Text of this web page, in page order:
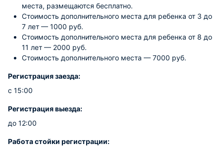
места, размещаются бесплатно.
Стоимость дополнительного места для ребенка от 3 до
7 лет — 1000 руб.
Стоимость дополнительного места для ребенка от 8 до
11 лет — 2000 руб.
Стоимость дополнительного места — 7000 руб.
Регистрация заезда:
с 15:00
Регистрация выезда:
до 12:00
Работа стойки регистрации: